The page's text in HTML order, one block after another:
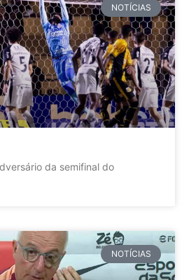
NOTÍCIAS
da semifinal do
NOTÍCIAS